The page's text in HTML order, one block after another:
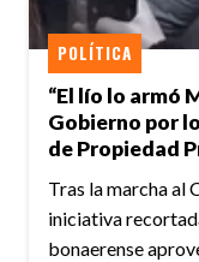
“El lío lo armó
Gobierno por
de Propiedad
POLÍTICA
Tras la marcha al
iniciativa
bonaerense